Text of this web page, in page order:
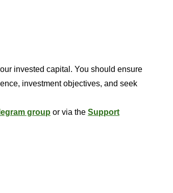
invested capital. You should ensure
investment objectives, and seek
group or via the Support